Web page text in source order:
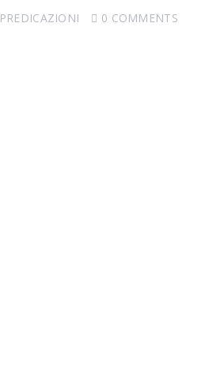
PREDICAZIONI
0 COMMENTS